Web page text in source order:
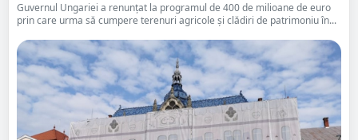
Guvernul Ungariei a renunțat la programul de 400 de milioane de euro
prin care urma să cumpere terenuri agricole și clădiri de patrimoniu în...